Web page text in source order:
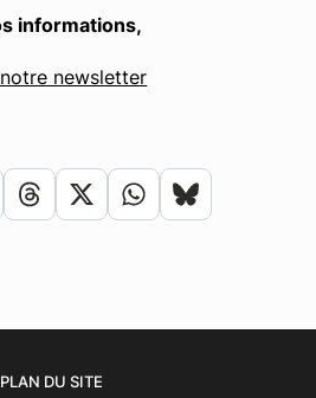
informations,
newsletter(ouverture
fenêtre)
Lien
compte
Threads
Lien
compte
Twitter
Lien
compte
Lien
compte
PLAN DU SITE